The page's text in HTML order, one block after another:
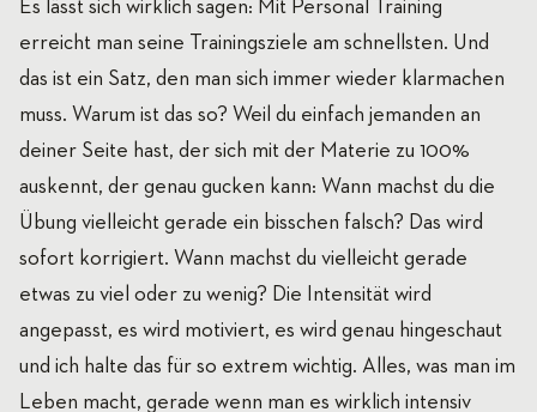
Es lässt sich wirklich sagen: Mit Personal Training
erreicht man seine Trainingsziele am schnellsten. Und
das ist ein Satz, den man sich immer wieder klarmachen
muss. Warum ist das so? Weil du einfach jemanden an
deiner Seite hast, der sich mit der Materie zu 100%
auskennt, der genau gucken kann: Wann machst du die
Übung vielleicht gerade ein bisschen falsch? Das wird
sofort korrigiert. Wann machst du vielleicht gerade
etwas zu viel oder zu wenig? Die Intensität wird
angepasst, es wird motiviert, es wird genau hingeschaut
und ich halte das für so extrem wichtig. Alles, was man im
Leben macht, gerade wenn man es wirklich intensiv